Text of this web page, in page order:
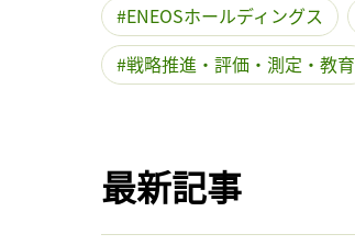
ENEOSホールディングス
戦略推進・評価・測定・教育
最新記事